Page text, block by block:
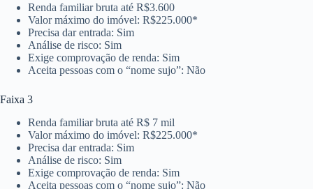
Renda familiar bruta até R$3.600
Valor máximo do imóvel: R$225.000*
Precisa dar entrada: Sim
Análise de risco: Sim
Exige comprovação de renda: Sim
Aceita pessoas com o “nome sujo”: Não
Faixa 3
Renda familiar bruta até R$ 7 mil
Valor máximo do imóvel: R$225.000*
Precisa dar entrada: Sim
Análise de risco: Sim
Exige comprovação de renda: Sim
Aceita pessoas com o “nome sujo”: Não